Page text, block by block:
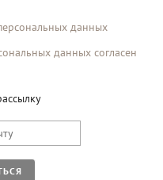
данных
данных согласен